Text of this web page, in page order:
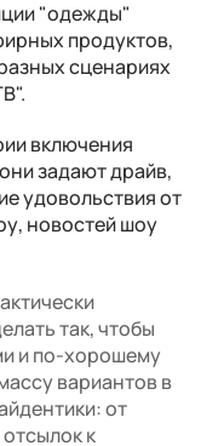
"одежды"
продуктов,
сценариях
включения
задают драйв,
удовольствия от
новостей шоу
так, чтобы
и по-хорошему
вариантов в
от
к